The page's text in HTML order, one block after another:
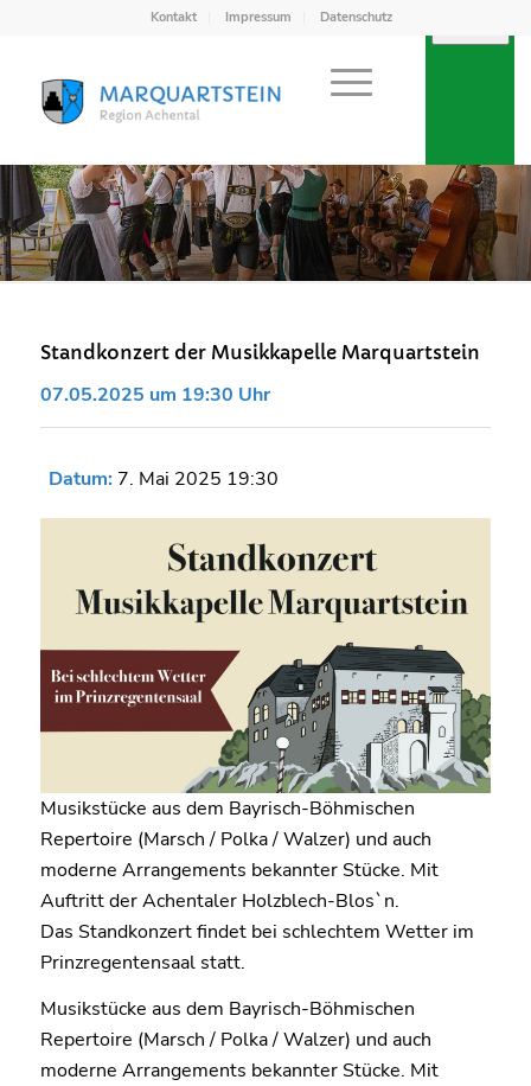
Kontakt Impressum Datenschutz
Standkonzert der Musikkapelle Marquartstein
07.05.2025 um 19:30 Uhr
Datum: 7. Mai 2025 19:30
Musikstücke aus dem Bayrisch-Böhmischen
Repertoire (Marsch / Polka / Walzer) und auch
moderne Arrangements bekannter Stücke. Mit
Auftritt der Achentaler Holzblech-Blos`n.
Das Standkonzert findet bei schlechtem Wetter im
Prinzregentensaal statt.
Musikstücke aus dem Bayrisch-Böhmischen
Repertoire (Marsch / Polka / Walzer) und auch
moderne Arrangements bekannter Stücke. Mit